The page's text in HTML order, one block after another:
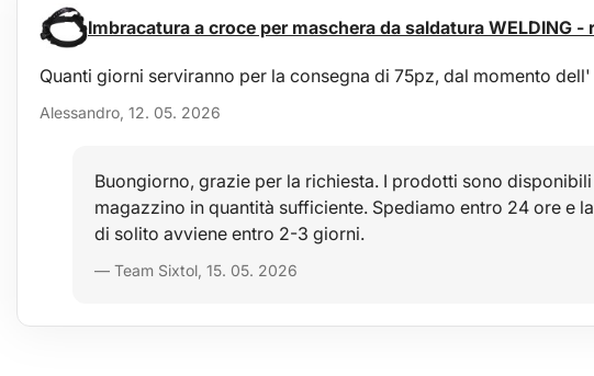
Imbracatura a croce per maschera da saldatura WELDING -
Quanti giorni serviranno per la consegna di 75pz, dal momento
Alessandro, 12. 05. 2026
Buongiorno, grazie per la richiesta. I prodotti sono
magazzino in quantità sufficiente. Spediamo entro 24 ore e
di solito avviene entro 2-3 giorni.
— Team Sixtol, 15. 05. 2026